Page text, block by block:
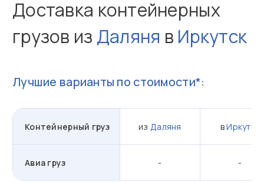
Доставка контейнерных
грузов из Даляня в Иркутск
Лучшие варианты по стоимости*:
Контейнерный груз из Даляня вИркутск
Авиа груз - -